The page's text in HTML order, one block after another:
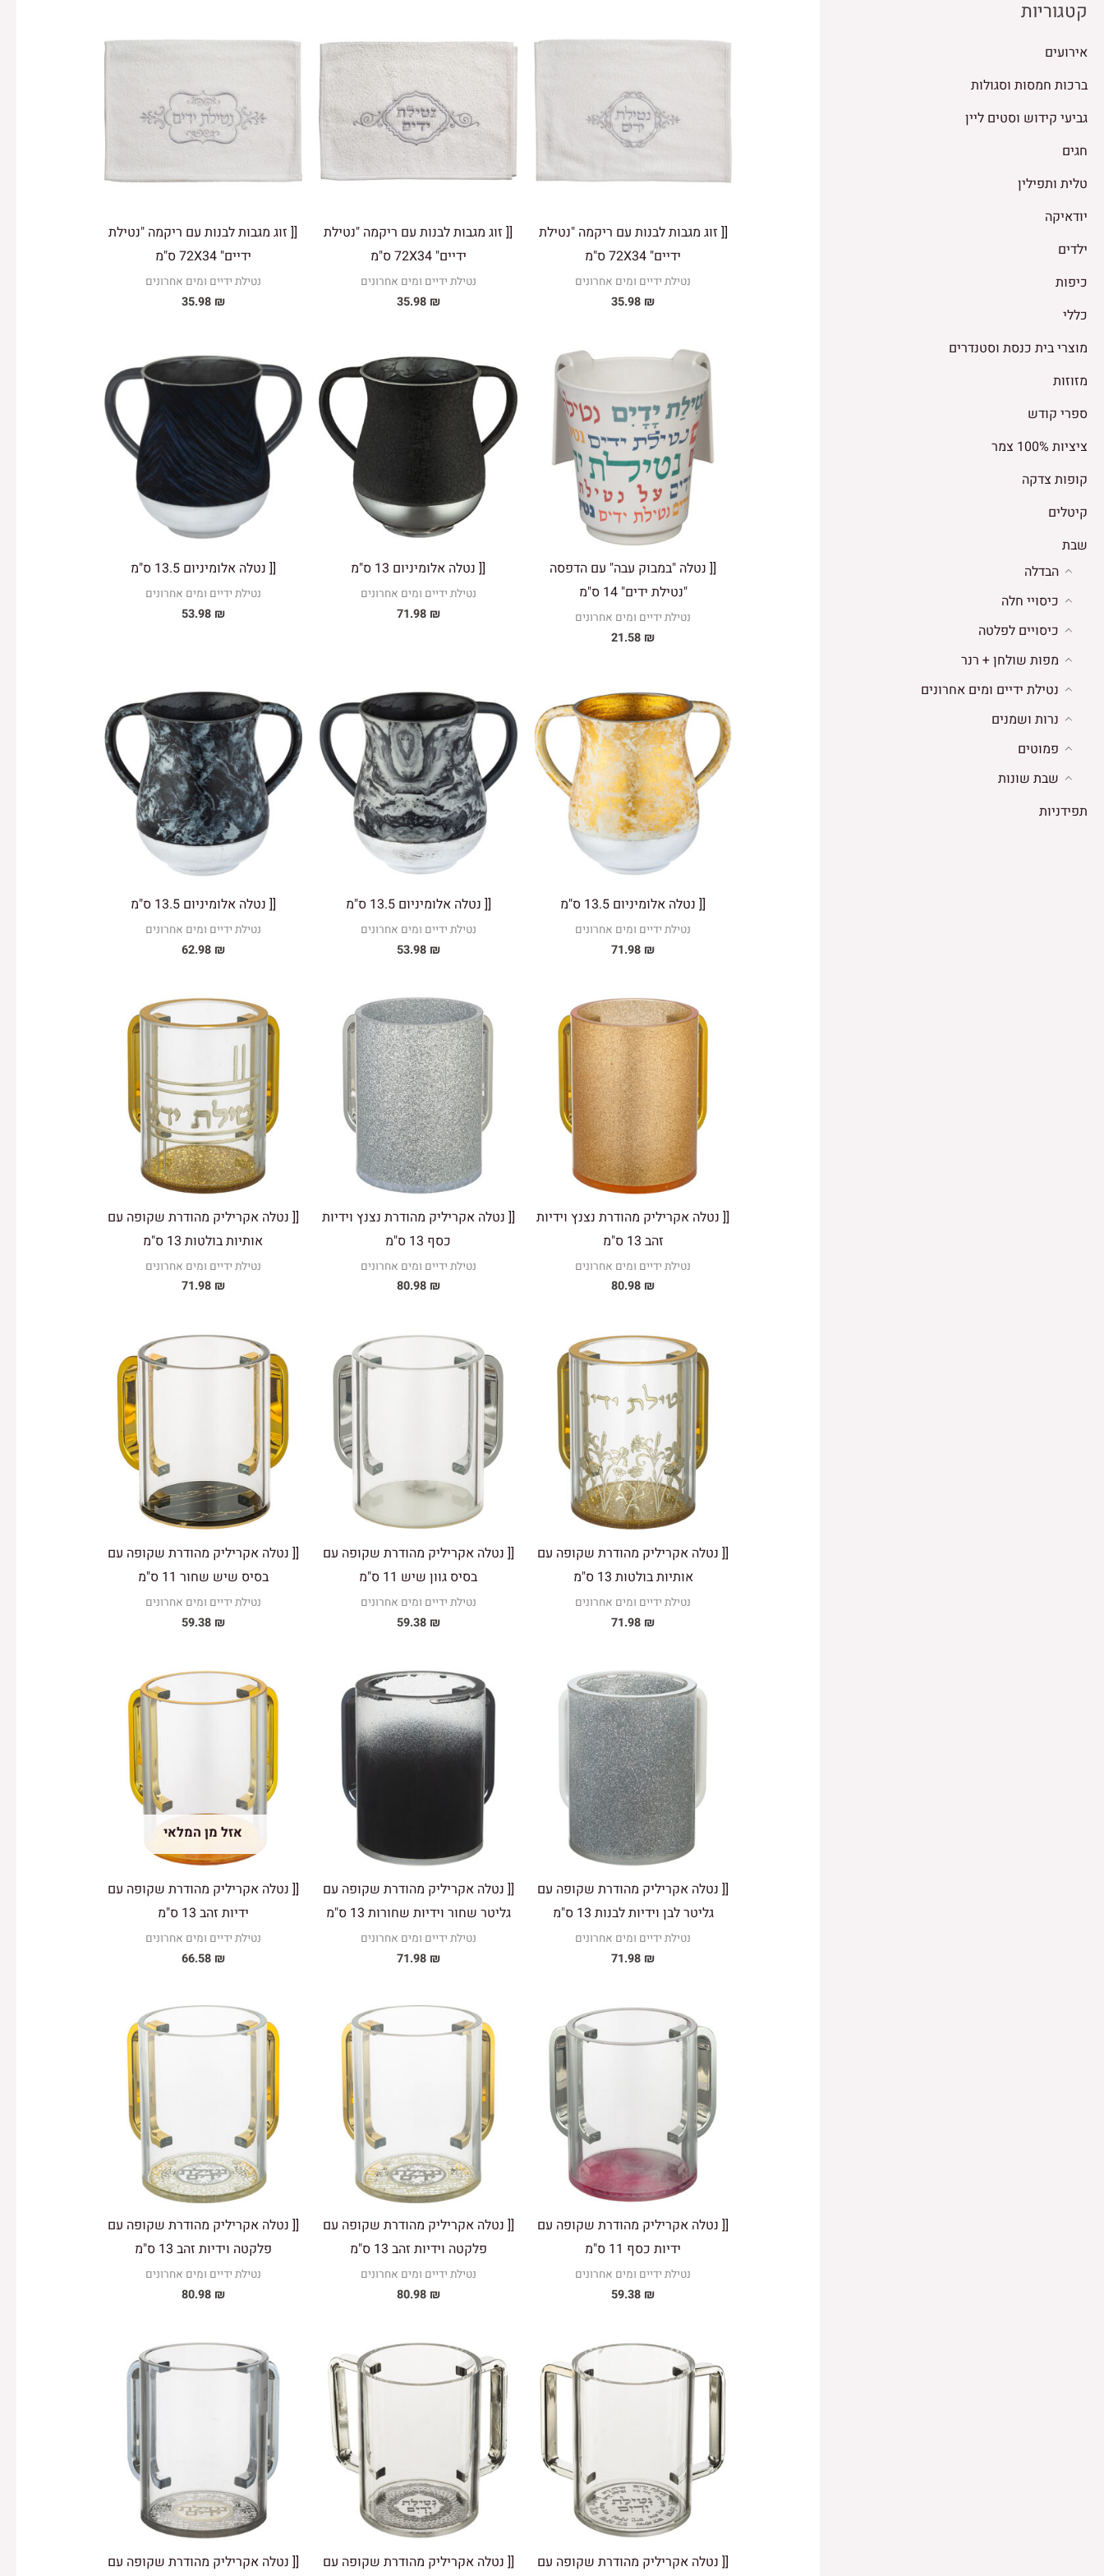
קטגוריות
אירועים
ברכות חמסות וסגולות
גביעי קידוש וסטים ליין
חגים
טלית ותפילין
יודאיקה
ילדים
כיפות
כללי
מוצרי בית כנסת וסטנדרים
מזוזות
ספרי קודש
ציציות 100% צמר
קופות צדקה
קיטלים
שבת
הבדלה
כיסויי חלה
כיסויים לפלטה
מפות שולחן + רנר
נטילת ידיים ומים אחרונים
נרות ושמנים
פמוטים
שבת שונות
תפידניות
[[ זוג מגבות לבנות עם ריקמה "נטילת
ידיים" 72X34 ס"מ
נטילת ידיים ומים אחרונים
35.98 ₪
[[ זוג מגבות לבנות עם ריקמה "נטילת
ידיים" 72X34 ס"מ
נטילת ידיים ומים אחרונים
35.98 ₪
[[ זוג מגבות לבנות עם ריקמה "נטילת
ידיים" 72X34 ס"מ
נטילת ידיים ומים אחרונים
35.98 ₪
[[ נטלה "במבוק עבה" עם הדפסה
"נטילת ידים" 14 ס"מ
נטילת ידיים ומים אחרונים
21.58 ₪
[[ נטלה אלומיניום 13 ס"מ
נטילת ידיים ומים אחרונים
71.98 ₪
[[ נטלה אלומיניום 13.5 ס"מ
נטילת ידיים ומים אחרונים
53.98 ₪
[[ נטלה אלומיניום 13.5 ס"מ
נטילת ידיים ומים אחרונים
71.98 ₪
[[ נטלה אלומיניום 13.5 ס"מ
נטילת ידיים ומים אחרונים
53.98 ₪
[[ נטלה אלומיניום 13.5 ס"מ
נטילת ידיים ומים אחרונים
62.98 ₪
[[ נטלה אקריליק מהודרת נצנץ וידיות
זהב 13 ס"מ
נטילת ידיים ומים אחרונים
80.98 ₪
[[ נטלה אקריליק מהודרת נצנץ וידיות
כסף 13 ס"מ
נטילת ידיים ומים אחרונים
80.98 ₪
[[ נטלה אקריליק מהודרת שקופה עם
אותיות בולטות 13 ס"מ
נטילת ידיים ומים אחרונים
71.98 ₪
[[ נטלה אקריליק מהודרת שקופה עם
אותיות בולטות 13 ס"מ
נטילת ידיים ומים אחרונים
71.98 ₪
[[ נטלה אקריליק מהודרת שקופה עם
בסיס גוון שיש 11 ס"מ
נטילת ידיים ומים אחרונים
59.38 ₪
[[ נטלה אקריליק מהודרת שקופה עם
בסיס שיש שחור 11 ס"מ
נטילת ידיים ומים אחרונים
59.38 ₪
[[ נטלה אקריליק מהודרת שקופה עם
גליטר לבן וידיות לבנות 13 ס"מ
נטילת ידיים ומים אחרונים
71.98 ₪
[[ נטלה אקריליק מהודרת שקופה עם
גליטר שחור וידיות שחורות 13 ס"מ
נטילת ידיים ומים אחרונים
71.98 ₪
אזל מן המלאי
[[ נטלה אקריליק מהודרת שקופה עם
ידיות זהב 13 ס"מ
נטילת ידיים ומים אחרונים
66.58 ₪
[[ נטלה אקריליק מהודרת שקופה עם
ידיות כסף 11 ס"מ
נטילת ידיים ומים אחרונים
59.38 ₪
[[ נטלה אקריליק מהודרת שקופה עם
פלקטה וידיות זהב 13 ס"מ
נטילת ידיים ומים אחרונים
80.98 ₪
[[ נטלה אקריליק מהודרת שקופה עם
פלקטה וידיות זהב 13 ס"מ
נטילת ידיים ומים אחרונים
80.98 ₪
[[ נטלה אקריליק מהודרת שקופה עם
[[ נטלה אקריליק מהודרת שקופה עם
[[ נטלה אקריליק מהודרת שקופה עם